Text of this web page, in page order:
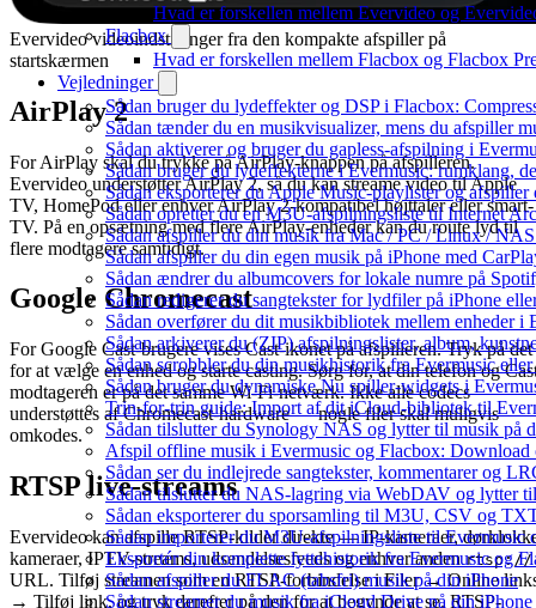
Hvad er forskellen mellem Evervideo og
Flacbox
Hvad er forskellen mellem Flacbox og Flacbox
Vejledninger
Sådan bruger du lydeffekter og DSP i Flacbox:
Sådan tænder du en musikvisualizer, mens du afspiller
Sådan aktiverer og bruger du gapless-afspilning i
Sådan bruger du lydeffekterne i Evermusic: rumklang,
Sådan eksporterer du Apple Music-playlister og
Sådan opretter du en M3U-afspilningsliste til Internet
Sådan afspiller du din musik fra Mac / PC / Linux /
Sådan afspiller du din egen musik på iPhone med
Sådan ændrer du albumcovers for lokale numre på
Sådan redigerer du sangtekster for lydfiler på iPhone
Sådan overfører du dit musikbibliotek mellem enheder i
Sådan arkiverer du (ZIP) afspilningslister, album,
Sådan scrobbler du din musikhistorik fra Evermusic
Sådan bruger du dynamiske Nu spiller-widgets i
Trin-for-trin guide: Import af dit iCloud-bibliotek til
Sådan tilslutter du Synology NAS og lytter til musik på
Afspil offline musik i Evermusic og Flacbox:
Sådan ser du indlejrede sangtekster, kommentarer og
Sådan tilslutter du NAS-lagring via WebDAV og lytter
Sådan eksporterer du sporsamling til M3U, CSV og
Sådan importerer du M3U-afspilningsliste til Evermusic
Eksportér din komplette lyttehistorik fra Evermusic og
Sådan afspiller du FLAC (tabsfri) musik på din iPhone
Sådan streamer du musik fra iCloud Drive på din
Evervideo videoindstillinger fra den kompakte afspiller på
startskærmen
AirPlay 2
For AirPlay skal du trykke på AirPlay-knappen på afspilleren.
Evervideo understøtter AirPlay 2, så du kan streame video til Apple
TV, HomePod eller enhver AirPlay 2-kompatibel højttaler eller smart-
TV. På en opsætning med flere AirPlay-enheder kan du route lyd til
flere modtagere samtidigt.
Google Chromecast
For Google Cast-brugere vises Cast-ikonet på afspilleren. Tryk på det
for at vælge en enhed og starte casting. Sørg for, at din telefon og
modtageren er på det samme Wi-Fi-netværk. Ikke alle codecs
understøttes af Chromecast-hardware — nogle filer skal muligvis
omkodes.
RTSP live-streams
Evervideo kan afspille RTSP-kilder direkte — IP-kameraer,
kameraer, IPTV-streams, udsendelsesfeeds og enhver andenrtsp://
URL. Tilføj streamen som en RTSP-forbindelse i Filer → Online
→ Tilføj link, og tryk derefter på den for at begynde at se. RTSP-